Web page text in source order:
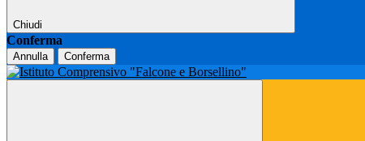
Chiudi
Conferma
Annulla Conferma